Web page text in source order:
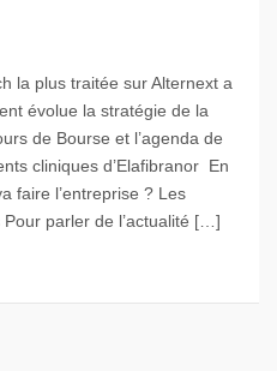
la plus traitée sur Alternext a
évolue la stratégie de la
de Bourse et l’agenda de
cliniques d’Elafibranor En
faire l’entreprise ? Les
parler de l’actualité […]